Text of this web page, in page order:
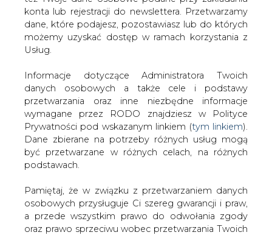
konta lub rejestracji do newslettera. Przetwarzamy
dane, które podajesz, pozostawiasz lub do których
możemy uzyskać dostęp w ramach korzystania z
Usług.
Informacje dotyczące Administratora Twoich
danych osobowych a także cele i podstawy
przetwarzania oraz inne niezbędne informacje
wymagane przez RODO znajdziesz w Polityce
Prywatności pod wskazanym linkiem (tym linkiem).
Dane zbierane na potrzeby różnych usług mogą
być przetwarzane w różnych celach, na różnych
podstawach.
Pamiętaj, że w związku z przetwarzaniem danych
osobowych przysługuje Ci szereg gwarancji i praw,
a przede wszystkim prawo do odwołania zgody
oraz prawo sprzeciwu wobec przetwarzania Twoich
Strona główna RYNEK PALIW
Premier: naftoport
zwiększy bezpieczeństwo Polski
2014-03-26 00:00
skomentuj
udostępnij:
Premier: naftoport zwiększy
bezpieczeństwo Polski